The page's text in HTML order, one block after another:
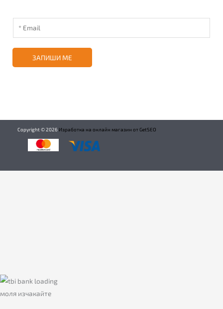
ЗАПИШИ МЕ
Copyright ©2026 Изработка на онлайн магазин от GetSEO
моля изчакайте